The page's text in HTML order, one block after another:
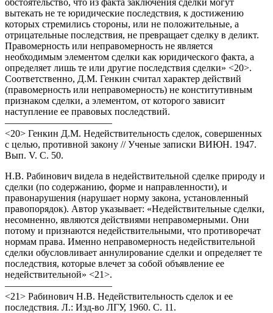
вытекать не те юридические последствия, к достижению
которых стремились стороны, или не положительные, а
отрицательные последствия, не превращает сделку в деликт.
Правомерность или неправомерность не является
необходимым элементом сделки как юридического факта, а
определяет лишь те или другие последствия сделки» <20>.
Соответственно, Д.М. Генкин считал характер действий
(правомерность или неправомерность) не конститутивным
признаком сделки, а элементом, от которого зависит
наступление ее правовых последствий.
———————————
<20> Генкин Д.М. Недействительность сделок, совершенных
с целью, противной закону // Ученые записки ВИЮН. 1947.
Вып. V. С. 50.
Н.В. Рабинович видела в недействительной сделке природу и
сделки (по содержанию, форме и направленности), и
правонарушения (нарушает норму закона, установленный
правопорядок). Автор указывает: «Недействительные сделки,
несомненно, являются действиями неправомерными. Они
потому и признаются недействительными, что противоречат
нормам права. Именно неправомерность недействительной
сделки обусловливает аннулирование сделки и определяет те
последствия, которые влечет за собой объявление ее
недействительной» <21>.
———————————
<21> Рабинович Н.В. Недействительность сделок и ее
последствия. Л.: Изд-во ЛГУ, 1960. С. 11.